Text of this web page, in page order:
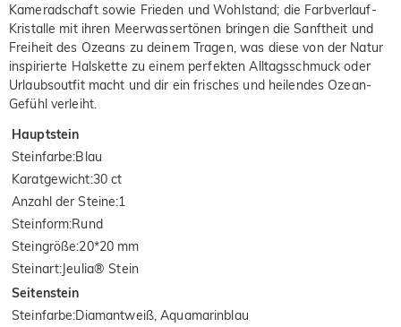
Kameradschaft sowie Frieden und Wohlstand; die Farbverlauf-
Kristalle mit ihren Meerwassertönen bringen die Sanftheit und
Freiheit des Ozeans zu deinem Tragen, was diese von der Natur
inspirierte Halskette zu einem perfekten Alltagsschmuck oder
Urlaubsoutfit macht und dir ein frisches und heilendes Ozean-
Gefühl verleiht.
Hauptstein
Steinfarbe:Blau
Karatgewicht:30 ct
Anzahl der Steine:1
Steinform:Rund
Steingröße:20*20 mm
Steinart:Jeulia® Stein
Seitenstein
Steinfarbe:Diamantweiß, Aquamarinblau